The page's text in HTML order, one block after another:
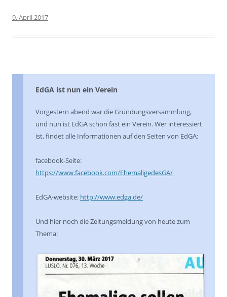
9. April 2017
EdGA ist nun ein Verein
Vorgestern abend war die Gründungsversammlung,
und nun ist EdGA schon fast ein Verein. Wer interessiert
ist, findet alle Informationen auf den Seiten von EdGA:
facebook-Seite:
https://www.facebook.com/EhemaligedesGA/
EdGA-website: http://www.edga.de/
Und hier noch die Zeitungsmeldung von heute zum
Thema: